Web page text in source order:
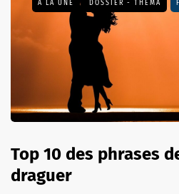
A LA UNE DOSSIER - THEMA
Top 10 des phrases
draguer